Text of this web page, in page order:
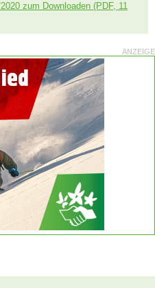
zum Downloaden (PDF, 11
ANZEIGE